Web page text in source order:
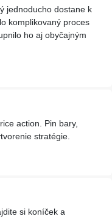
jednoducho dostane k
komplikovaný proces
ho aj obyčajným
action. Pin bary,
stratégie.
si koníček a